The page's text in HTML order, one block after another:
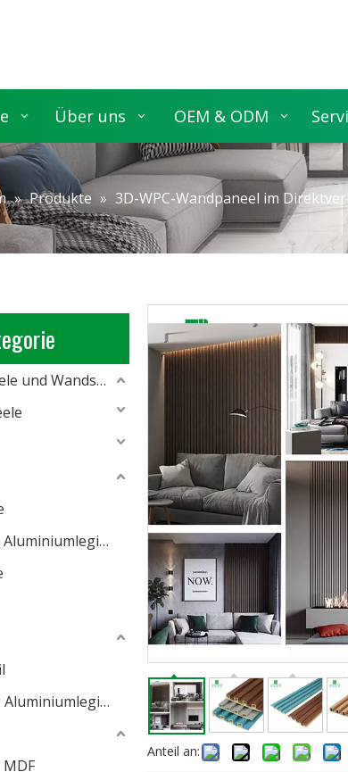
Über uns OEM & ODM
» Produkte » 3D-WPC-Wandpaneel im
PVC-Wandpaneele und Wandschalung
Sockelleiste aus Aluminiumlegierung
Bodenprofil aus Aluminiumlegierung
Anteil an: